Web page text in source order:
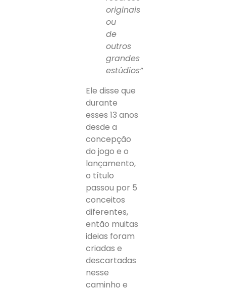
originais
ou
de
outros
grandes
estúdios”
Ele disse que
durante
esses 13 anos
desde a
concepção
do jogo e o
lançamento,
o título
passou por 5
conceitos
diferentes,
então muitas
ideias foram
criadas e
descartadas
nesse
caminho e